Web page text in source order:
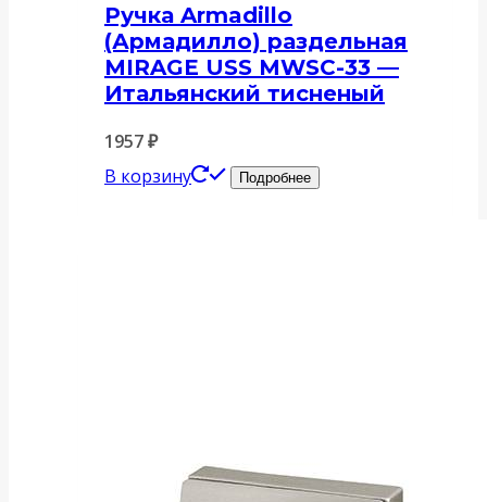
Ручка Armadillo
(Армадилло) раздельная
MIRAGE USS MWSC-33 —
Итальянский тисненый
1957₽
В корзину
Подробнее